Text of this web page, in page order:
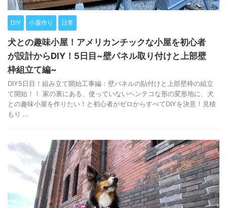
DIY 小屋作り 日常
犬との趣味小屋！アメリカンチックな小屋を初心者
が設計からDIY！5日目~壁パネル取り付けと上部壁
枠組立て編~
DIY5日目！組み立て開始工事編：壁パネルの貼付けと上部壁枠の組立
て開始！！ 家の裏にある、使っていないヘンテコな形の変形地に、犬
との趣味小屋を作りたい！と初心者がゼロからすべてDIYを決意！見積
もり ...